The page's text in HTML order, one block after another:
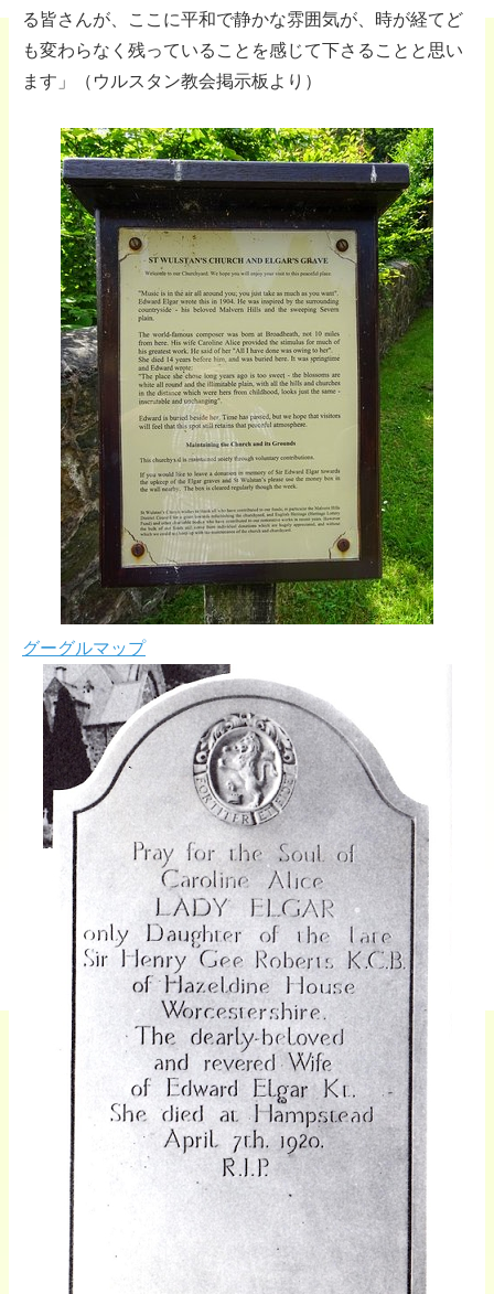
る皆さんが、ここに平和で静かな雰囲気が、時が経てど
も変わらなく残っていることを感じて下さることと思い
ます」（ウルスタン教会掲示板より）
グーグルマップ